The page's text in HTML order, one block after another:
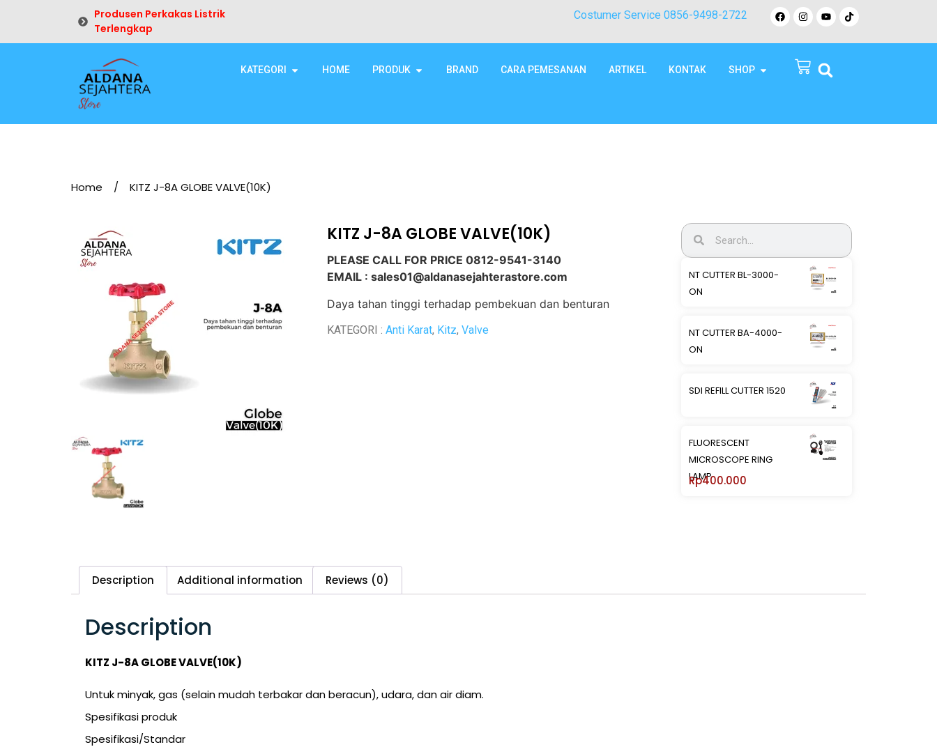
Produsen Perkakas Listrik
Terlengkap
Costumer Service 0856-9498-2722
KATEGORI HOME PRODUK BRAND CARA PEMESANAN ARTIKEL KONTAK SHOP
Home / KITZ J-8A GLOBE VALVE(10K)
KITZ J-8A GLOBE VALVE(10K)
PLEASE CALL FOR PRICE 0812-9541-3140
EMAIL : sales01@aldanasejahterastore.com
Daya tahan tinggi terhadap pembekuan dan benturan
KATEGORI : Anti Karat, Kitz, Valve
NT CUTTER BL-3000-
ON
NT CUTTER BA-4000-
ON
SDI REFILL CUTTER 1520
FLUORESCENT
MICROSCOPE RING
LAMP
Rp400.000
Description Additional information Reviews (0)
Description
KITZ J-8A GLOBE VALVE(10K)
Untuk minyak, gas (selain mudah terbakar dan beracun), udara, dan air diam.
Spesifikasi produk
Spesifikasi/Standar